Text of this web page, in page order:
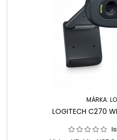
MÁRKA:
LOGITECH C270